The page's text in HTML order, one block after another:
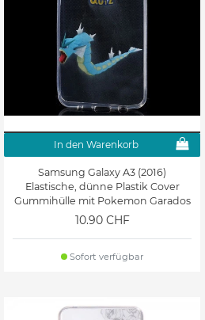
In den Warenkorb
Samsung Galaxy A3 (2016)
Elastische, dünne Plastik Cover
Gummihülle mit Pokemon Garados
10.90 CHF
Sofort verfügbar